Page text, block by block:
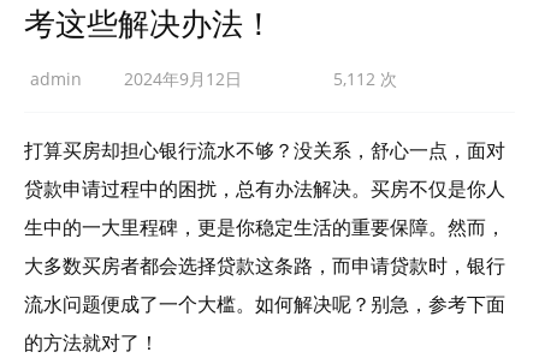
考这些解决办法！
admin 2024年9月12日 5,112 次
打算买房却担心银行流水不够？没关系，舒心一点，面对
贷款申请过程中的困扰，总有办法解决。买房不仅是你人
生中的一大里程碑，更是你稳定生活的重要保障。然而，
大多数买房者都会选择贷款这条路，而申请贷款时，银行
流水问题便成了一个大槛。如何解决呢？别急，参考下面
的方法就对了！